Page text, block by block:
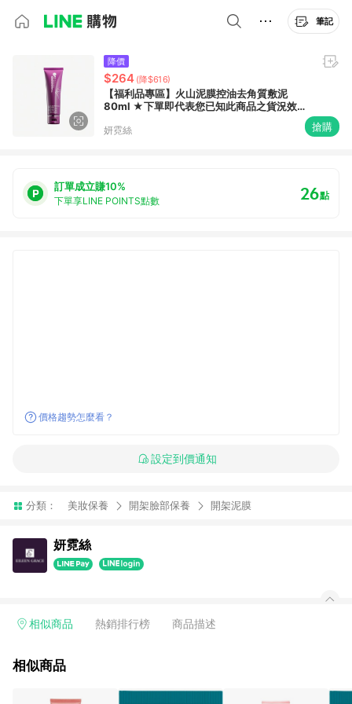
筆記
降價
$264 (降$616)
【福利品專區】火山泥膜控油去角質敷泥
80ml ★下單即代表您已知此商品之貨況效
妍霓絲 搶購
訂單成立賺10%
下單享LINE POINTS點數 26點
價格趨勢怎麼看？
設定到價通知
分類： 美妝保養 開架臉部保養 開架泥膜
妍霓絲
相似商品 熱銷排行榜 商品描述
相似商品